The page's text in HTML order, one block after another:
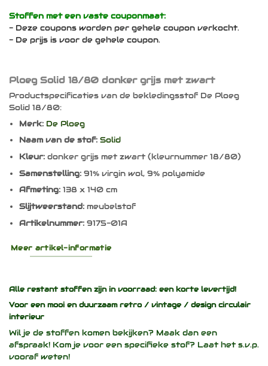
Stoffen met een vaste couponmaat:
- Deze coupons worden per gehele coupon verkocht.
- De prijs is voor de gehele coupon.
Ploeg Solid 18/80 donker grijs met zwart
Productspecificaties van de bekledingsstof De Ploeg
Solid 18/80:
Merk: De Ploeg
Naam van de stof: Solid
Kleur: donker grijs met zwart (kleurnummer 18/80)
Samenstelling:91% virgin wol, 9% polyamide
Afmeting:138 x 140 cm
Slijtweerstand:meubelstof
Artikelnummer:9175-01A
Meer artikel-informatie
Alle restant stoffen zijn in voorraad: een korte levertijd!
Voor een mooi en duurzaam retro / vintage / design circulair
interieur
Wil je de stoffen komen bekijken? Maak dan een
afspraak! Kom je voor een specifieke stof? Laat het s.v.p.
vooraf weten!